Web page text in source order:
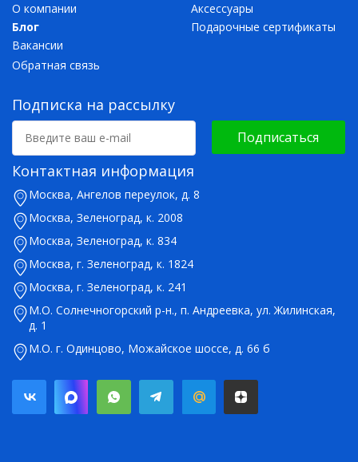
О компании
Блог
Вакансии
Обратная связь
Аксессуары
Подарочные сертификаты
Подписка на рассылку
Подписаться
Контактная информация
Москва, Ангелов переулок, д. 8
Москва, Зеленоград, к. 2008
Москва, Зеленоград, к. 834
Москва, г. Зеленоград, к. 1824
Москва, г. Зеленоград, к. 241
М.О. Солнечногорский р-н., п. Андреевка, ул. Жилинская,
д. 1
М.О. г. Одинцово, Можайское шоссе, д. 66 б